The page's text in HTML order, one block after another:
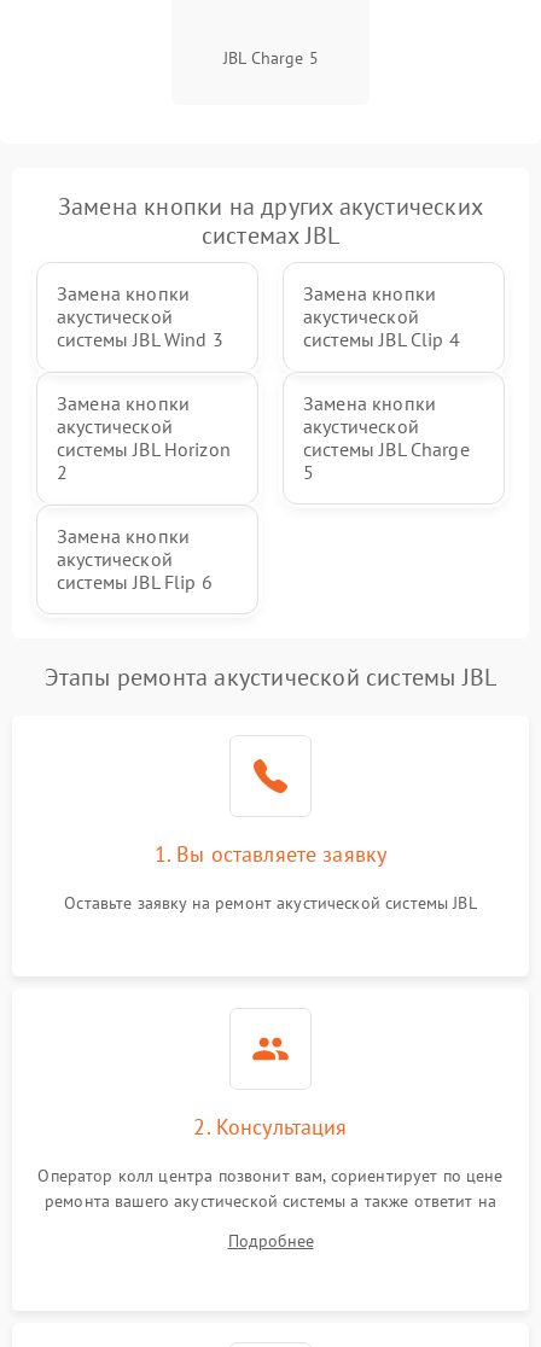
JBL Charge 5
Замена кнопки на других акустических
системах JBL
Замена кнопки
акустической
системы JBL Wind 3
Замена кнопки
акустической
системы JBL Clip 4
Замена кнопки
акустической
системы JBL Horizon
2
Замена кнопки
акустической
системы JBL Charge
5
Замена кнопки
акустической
системы JBL Flip 6
Этапы ремонта акустической системы JBL
1. Вы оставляете заявку
Оставьте заявку на ремонт акустической системы JBL
2. Консультация
Оператор колл центра позвонит вам, сориентирует по цене
ремонта вашего акустической системы а также ответит на
Подробнее